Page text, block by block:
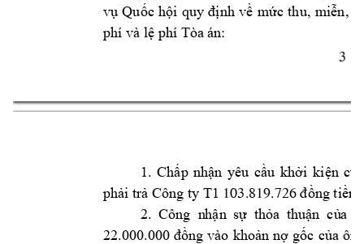
3
vụ Quốc hội quy định về mức thu, miễn,
phí và lệ phí Tòa án:
1. Chấp nhận yêu cầu khởi kiện
phải trả Công ty T1 103.819. 726 đồng tiền
2. Công  nhận sự  thỏa thuận  của
22.000.000 đồng vào khoản nợ gốc của